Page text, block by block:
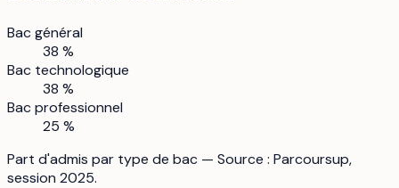
Bac général
38 %
Bac technologique
38 %
Bac professionnel
25 %
Part d'admis par type de bac — Source : Parcoursup,
session 2025.